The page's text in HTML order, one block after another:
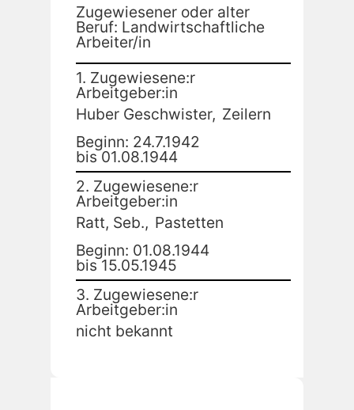
Zugewiesener oder alter
Beruf: Landwirtschaftliche
Arbeiter/in
1. Zugewiesene:r
Arbeitgeber:in
Huber Geschwister, Zeilern
Beginn: 24.7.1942
bis 01.08.1944
2. Zugewiesene:r
Arbeitgeber:in
Ratt, Seb., Pastetten
Beginn: 01.08.1944
bis 15.05.1945
3. Zugewiesene:r
Arbeitgeber:in
nicht bekannt